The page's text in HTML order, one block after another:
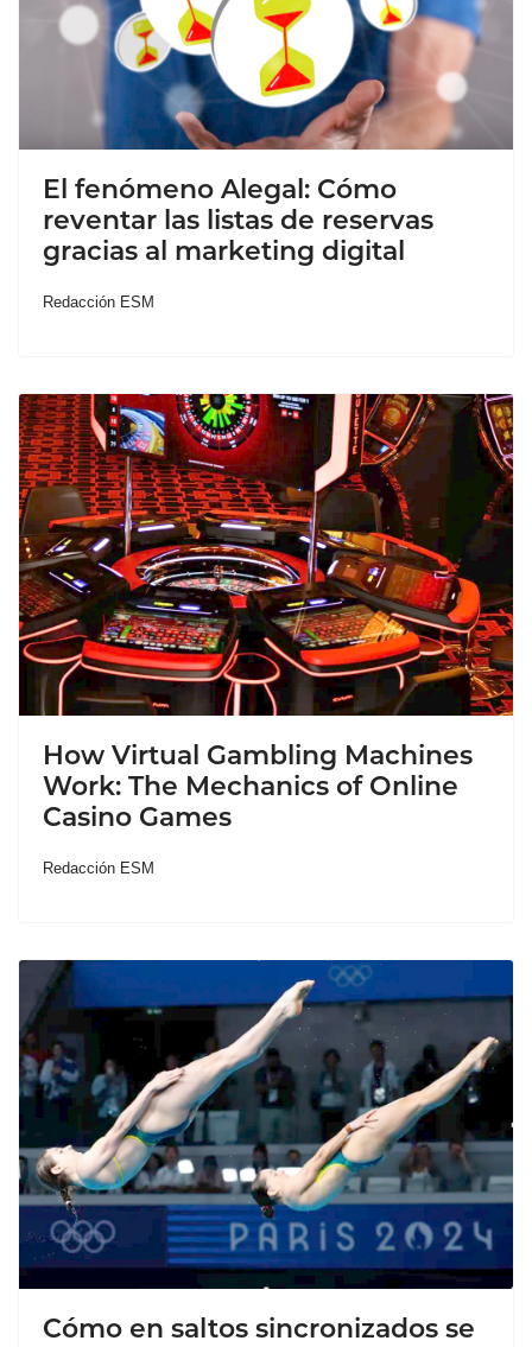
El fenómeno Alegal: Cómo
reventar las listas de reservas
gracias al marketing digital
Redacción ESM
How Virtual Gambling Machines
Work: The Mechanics of Online
Casino Games
Redacción ESM
Cómo en saltos sincronizados se